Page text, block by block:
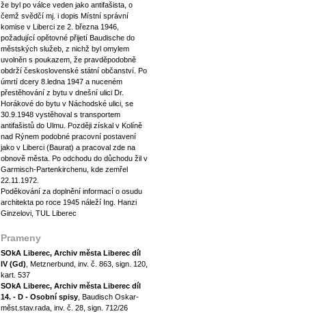
že byl po válce veden jako antifašista, o
čemž svědčí mj. i dopis Místní správní
komise v Liberci ze 2. března 1946,
požadující opětovné přijetí Baudische do
městských služeb, z nichž byl omylem
uvolněn s poukazem, že pravděpodobně
obdrží československé státní občanství. Po
úmrtí dcery 8.ledna 1947 a nuceném
přestěhování z bytu v dnešní ulici Dr.
Horákové do bytu v Náchodské ulici, se
30.9.1948 vystěhoval s transportem
antifašistů do Ulmu. Později získal v Kolíně
nad Rýnem podobné pracovní postavení
jako v Liberci (Baurat) a pracoval zde na
obnově města. Po odchodu do důchodu žil v
Garmisch-Partenkirchenu, kde zemřel
22.11.1972.
Poděkování za doplnění informací o osudu
architekta po roce 1945 náleží Ing. Hanzi
Ginzelovi, TUL Liberec
Prameny
SOkA Liberec, Archiv města Liberec díl
IV (Gd) , Metznerbund, inv. č. 863, sign. 120,
kart. 537
SOkA Liberec, Archiv města Liberec díl
14. - D - Osobní spisy , Baudisch Oskar-
měst.stav.rada, inv. č. 28, sign. 712/26